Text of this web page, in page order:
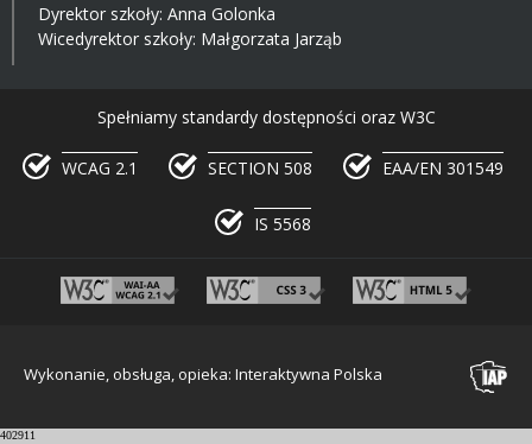
Dyrektor szkoły: Anna Golonka
Wicedyrektor szkoły: Małgorzata Jarząb
Spełniamy standardy dostępności oraz W3C
WCAG 2.1 SECTION 508 EAA/EN 301549
IS 5568
Wykonanie, obsługa, opieka: Interaktywna Polska
402911